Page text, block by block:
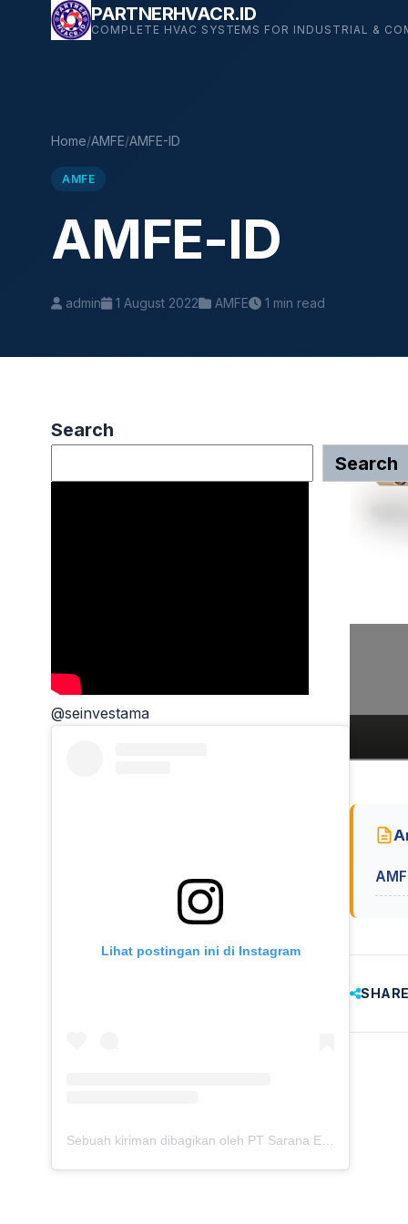
PARTNERHVACR.ID
COMPLETE HVAC SYSTEMS FOR INDUSTRIAL &
Home/AMFE/AMFE-ID
AMFE
AMFE-ID
admin 1 August 2022 AMFE 1 min read
Search
Search
@seinvestama
Lihat postingan ini di Instagram